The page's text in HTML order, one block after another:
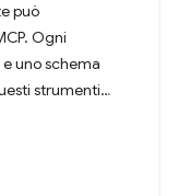
può
Ogni
uno schema
strumenti